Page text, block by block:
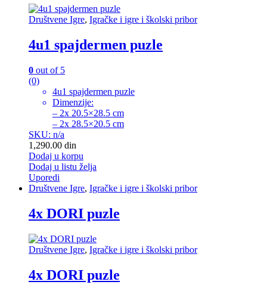
Društvene Igre, Igračke i igre i školski pribor
4u1 spajdermen puzle
0 out of 5
(0)
4u1 spajdermen puzle
Dimenzije:
– 2x 20.5×28.5 cm
– 2x 28.5×20.5 cm
SKU: n/a
1,290.00 din
Dodaj u korpu
Dodaj u listu želja
Uporedi
Društvene Igre, Igračke i igre i školski pribor
4x DORI puzle
Društvene Igre, Igračke i igre i školski pribor
4x DORI puzle